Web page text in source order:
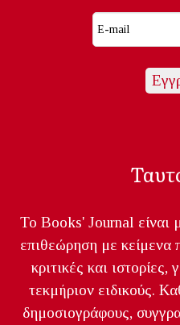
Το Books' Journal είναι
επιθεώρηση με κείμενα
κριτικές και
τεκμήριον ειδικούς.
δημοσιογράφους,